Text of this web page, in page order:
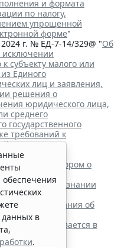
и формата
по налогу,
упрощенной
форме"
г. № ЕД-7-14/329@ "Об
исключении
субъекту малого или
Единого
лиц и заявления,
решения о
юридического лица,
среднего
государственного
требований к
"
с регистратором о
при признании
информирования об
СПОТ учитывается в
данных в
.